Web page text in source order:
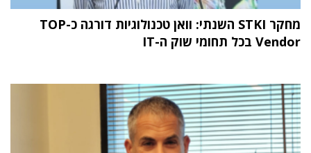
מחקר STKI השנתי: וואן טכנולוגיות דורגה כ-TOP
Vendor בכל תחומי שוק ה-IT